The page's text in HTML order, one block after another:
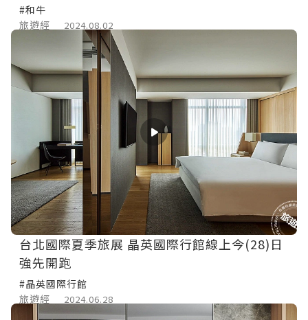
#和牛
旅遊經
2024.08.02
台北國際夏季旅展 晶英國際行館線上今(28)日
強先開跑
#晶英國際行館
旅遊經
2024.06.28